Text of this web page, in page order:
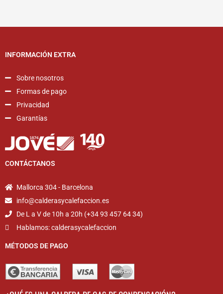
INFORMACIÓN EXTRA
Sobre nosotros
Formas de pago
Privacidad
Garantías
CONTÁCTANOS
Mallorca 304 - Barcelona
info@calderasycalefaccion.es
De L a V de 10h a 20h (+34 93 457 64 34)
Hablamos: calderasycalefaccion
MÉTODOS DE PAGO